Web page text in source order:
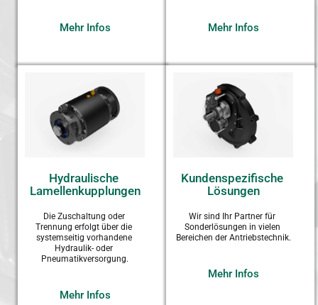
Mehr Infos Mehr Infos
Hydraulische
Lamellenkupplungen
Die Zuschaltung oder
Trennung erfolgt über die
systemseitig vorhandene
Hydraulik- oder
Pneumatikversorgung.
Mehr Infos
Kundenspezifische
Lösungen
Wir sind Ihr Partner für
Sonderlösungen in vielen
Bereichen der Antriebstechnik.
Mehr Infos